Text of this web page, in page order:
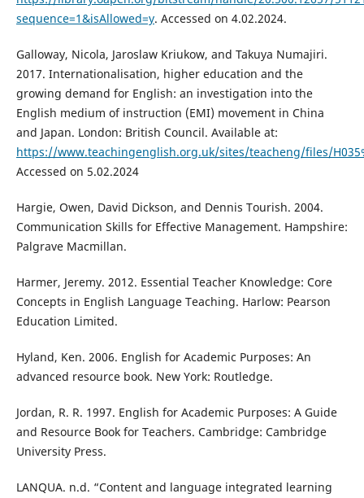
sequence=1&isAllowed=y. Accessed on 4.02.2024.
Galloway, Nicola, Jaroslaw Kriukow, and Takuya Numajiri.
2017. Internationalisation, higher education and the
growing demand for English: an investigation into the
English medium of instruction (EMI) movement in China
and Japan. London: British Council. Available at:
https://www.teachingenglish.org.uk/sites/teacheng/files/
Accessed on 5.02.2024
Hargie, Owen, David Dickson, and Dennis Tourish. 2004.
Communication Skills for Effective Management. Hampshire:
Palgrave Macmillan.
Harmer, Jeremy. 2012. Essential Teacher Knowledge: Core
Concepts in English Language Teaching. Harlow: Pearson
Education Limited.
Hyland, Ken. 2006. English for Academic Purposes: An
advanced resource book. New York: Routledge.
Jordan, R. R. 1997. English for Academic Purposes: A Guide
and Resource Book for Teachers. Cambridge: Cambridge
University Press.
LANQUA. n.d. “Content and language integrated learning